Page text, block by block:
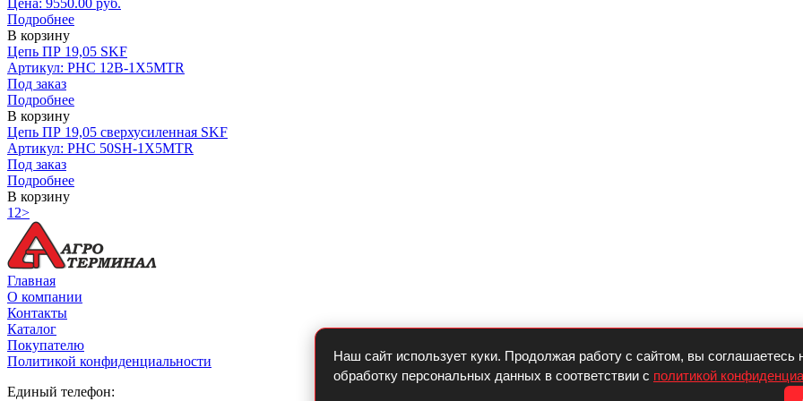
Цена: 9550.00 руб.
Подробнее
В корзину
Цепь ПР 19,05 SKF
Артикул: PHC 12B-1X5MTR
Под заказ
Подробнее
В корзину
Цепь ПР 19,05 сверхусиленная SKF
Артикул: PHC 50SH-1X5MTR
Под заказ
Подробнее
В корзину
1 2>
Наш сайт использует куки. Продолжая работу с сайтом, вы соглашаетесь
обработку персональных данных в соответствии с политикой
Главная
О компании
Контакты
Каталог
Покупателю
Политикой конфиденциальности
Единый телефон: